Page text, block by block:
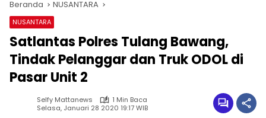
Beranda NUSANTARA
NUSANTARA
Satlantas Polres Tulang Bawang,
Tindak Pelanggar dan Truk ODOL di
Pasar Unit 2
Selfy Mattanews
1 Min Baca
Selasa, Januari 28 2020 19:17 WIB